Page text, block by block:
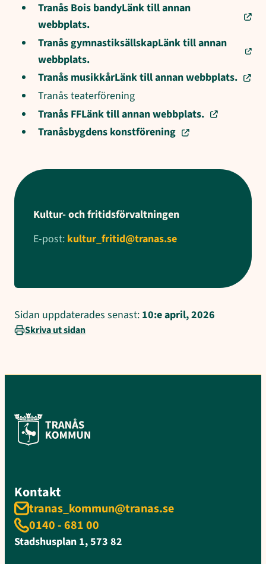
Tranås Bois bandyLänk till annan
webbplats.
Tranås gymnastiksällskapLänk till annan
webbplats.
Tranås musikkårLänk till annan webbplats.
Tranås teaterförening
Tranås FFLänk till annan webbplats.
Tranåsbygdens konstförening
Kultur- och fritidsförvaltningen
E-post: kultur_fritid@tranas.se
Sidan uppdaterades senast: 10:e april, 2026
Skriva ut sidan
Kontakt
tranas_kommun@tranas.se
0140 - 681 00
Stadshusplan 1, 573 82